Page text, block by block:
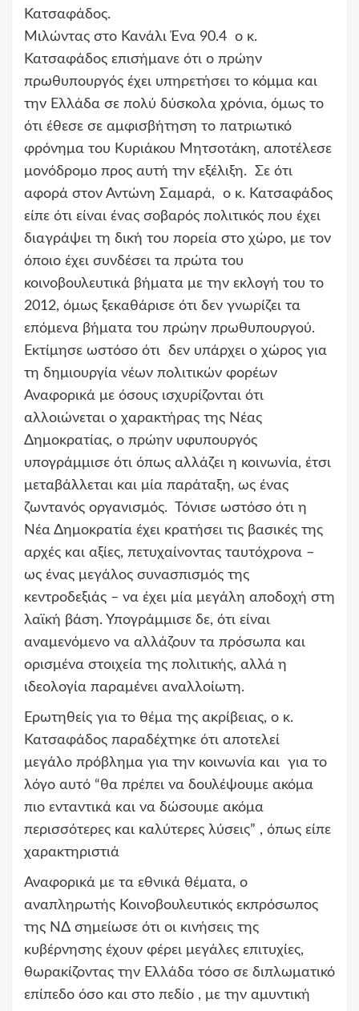
Κατσαφάδος.
Μιλώντας στο Κανάλι Ένα 90.4 ο κ.
Κατσαφάδος επισήμανε ότι ο πρώην
πρωθυπουργός έχει υπηρετήσει το κόμμα και
την Ελλάδα σε πολύ δύσκολα χρόνια, όμως το
ότι έθεσε σε αμφισβήτηση το πατριωτικό
φρόνημα του Κυριάκου Μητσοτάκη, αποτέλεσε
μονόδρομο προς αυτή την εξέλιξη. Σε ότι
αφορά στον Αντώνη Σαμαρά, ο κ. Κατσαφάδος
είπε ότι είναι ένας σοβαρός πολιτικός που έχει
διαγράψει τη δική του πορεία στο χώρο, με τον
όποιο έχει συνδέσει τα πρώτα του
κοινοβουλευτικά βήματα με την εκλογή του το
2012, όμως ξεκαθάρισε ότι δεν γνωρίζει τα
επόμενα βήματα του πρώην πρωθυπουργού.
Εκτίμησε ωστόσο ότι δεν υπάρχει ο χώρος για
τη δημιουργία νέων πολιτικών φορέων
Αναφορικά με όσους ισχυρίζονται ότι
αλλοιώνεται ο χαρακτήρας της Νέας
Δημοκρατίας, ο πρώην υφυπουργός
υπογράμμισε ότι όπως αλλάζει η κοινωνία, έτσι
μεταβάλλεται και μία παράταξη, ως ένας
ζωντανός οργανισμός. Τόνισε ωστόσο ότι η
Νέα Δημοκρατία έχει κρατήσει τις βασικές της
αρχές και αξίες, πετυχαίνοντας ταυτόχρονα –
ως ένας μεγάλος συνασπισμός της
κεντροδεξιάς – να έχει μία μεγάλη αποδοχή στη
λαϊκή βάση. Υπογράμμισε δε, ότι είναι
αναμενόμενο να αλλάζουν τα πρόσωπα και
ορισμένα στοιχεία της πολιτικής, αλλά η
ιδεολογία παραμένει αναλλοίωτη.
Ερωτηθείς για το θέμα της ακρίβειας, ο κ.
Κατσαφάδος παραδέχτηκε ότι αποτελεί
μεγάλο πρόβλημα για την κοινωνία και για το
λόγο αυτό “θα πρέπει να δουλέψουμε ακόμα
πιο ενταντικά και να δώσουμε ακόμα
περισσότερες και καλύτερες λύσεις” , όπως είπε
χαρακτηριστιά
Αναφορικά με τα εθνικά θέματα, ο
αναπληρωτής Κοινοβουλευτικός εκπρόσωπος
της ΝΔ σημείωσε ότι οι κινήσεις της
κυβέρνησης έχουν φέρει μεγάλες επιτυχίες,
θωρακίζοντας την Ελλάδα τόσο σε διπλωματικό
επίπεδο όσο και στο πεδίο , με την αμυντική